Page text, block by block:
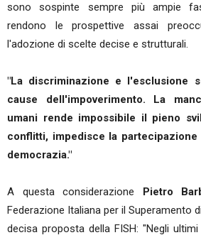
sono sospinte sempre più ampie
rendono le prospettive assai
l'adozione di scelte decise e strutturali.
"La discriminazione e l'esclusione
cause dell'impoverimento. La
umani rende impossibile il pieno
conflitti, impedisce la
democrazia."
A questa considerazione Pietro
Federazione Italiana per il Superamento
decisa proposta della FISH: "Negli